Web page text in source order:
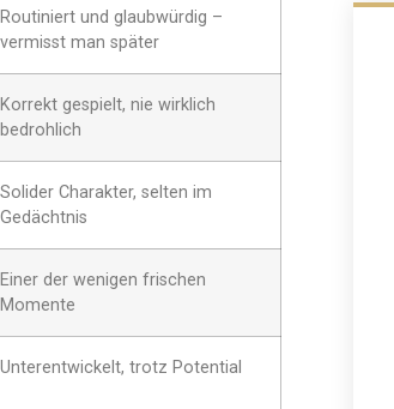
Routiniert und glaubwürdig –
vermisst man später
Korrekt gespielt, nie wirklich
bedrohlich
Solider Charakter, selten im
Gedächtnis
Einer der wenigen frischen
Momente
Unterentwickelt, trotz Potential